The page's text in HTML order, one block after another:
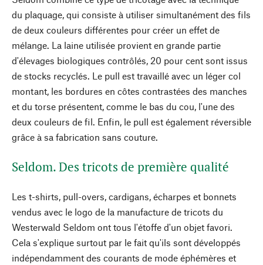
du plaquage, qui consiste à utiliser simultanément des fils
de deux couleurs différentes pour créer un effet de
mélange. La laine utilisée provient en grande partie
d'élevages biologiques contrôlés, 20 pour cent sont issus
de stocks recyclés. Le pull est travaillé avec un léger col
montant, les bordures en côtes contrastées des manches
et du torse présentent, comme le bas du cou, l'une des
deux couleurs de fil. Enfin, le pull est également réversible
grâce à sa fabrication sans couture.
Seldom. Des tricots de première qualité
Les t-shirts, pull-overs, cardigans, écharpes et bonnets
vendus avec le logo de la manufacture de tricots du
Westerwald Seldom ont tous l'étoffe d'un objet favori.
Cela s'explique surtout par le fait qu'ils sont développés
indépendamment des courants de mode éphémères et